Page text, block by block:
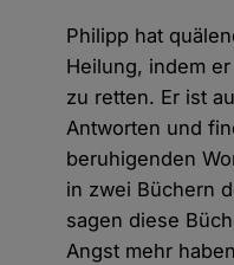
Philipp hat
Heilung, indem
zu retten. Er ist
Antworten und
beruhigenden
in zwei Büchern
sagen diese
Angst mehr